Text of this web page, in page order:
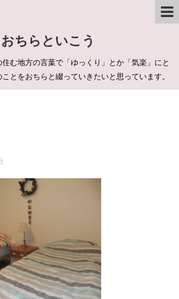
おちらといこう
住む地方の言葉で「ゆっくり」とか「気楽」にと
とをおちらと綴っていきたいと思っています。